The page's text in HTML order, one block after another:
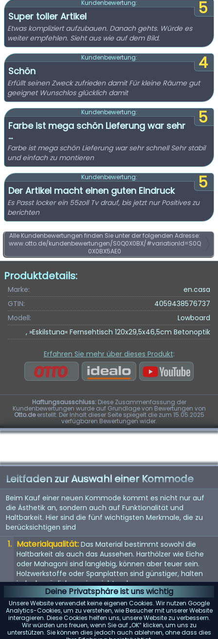
Deine Privatsphäre ist uns wichtig
Unsere Website verwendet keine eigenen Cookies. Wir nutzen Google
Analytics-Cookies, um zu verstehen, wie Besucher mit unserer Website
interagieren. Diese Cookies helfen uns, unsere Website zu verbessern.
Wir würden uns freuen, wenn Sie auf „OK“ klicken, um uns zu
unterstützen. Sie können dies jedoch auch ablehnen, ohne dass dies
5
Kundenbewertung:
Super toller Artikel
Etwas kompliziert aufzubauen. Danach gehts. Würde es
weiter empfehlen. Sieht aus wie auf dem Bild.
4
Kundenbewertung:
Schön
Erfüllt seinen Zweck zufrieden damit Für kleine Räume gut
geeignet Wunschlos glücklich damit
5
Kundenbewertung:
Farbe ist mega schön Lieferung war sehr
...
Farbe ist mega schön Lieferung war sehr schnell Sehr stabil
und einfach zu montieren
5
Kundenbewertung:
Der Artikel macht einen guten Eindruck
Es Passt locker ein 55zoll Tv drauf, bis jetzt nur Positives zu
berichten
Alle Kundenbewertungen finden Sie unter der folgenden Adresse:
www.otto.de/kundenbewertungen/S0Q0X0BX/#variationId=S0Q
0X0BX5AE0
Produktdetails:
Marke:
en.casa
GTIN:
4059438576737
Modell:
Lowboard
, »Eskilstuna« Fernsehtisch 120x29,5x46,5cm Betonoptik
Erfahren Sie mehr über dieses Produkt:
Haftungsausschluss:Diese Zusammenfassung der
Kundenbewertungen wurde auf Grundlage von Bewertungen von
Otto.deerstellt. Der Inhalt dieser Seite spiegelt die zum 15.05.2025
verfügbaren Bewertungen wider.
Leitfaden zur Auswahl einer Kommode
Beim Kauf einer neuen Kommode kommt es nicht nur auf
die Ästhetik an, sondern auch auf Funktionalität und
Haltbarkeit. Hier sind die fünf wichtigsten Merkmale, die zu
berücksichtigen sind
Materialqualität: Das Material bestimmt sowohl die
Haltbarkeit als auch das Aussehen. Harthölzer wie Eiche
oder Mahagoni sind langlebig, können aber teuer sein.
Holzwerkstoffe oder Spanplatten sind günstiger, halten
jedoch möglicherweise nicht so lange.
Größe und Stauraum: Überlegen Sie, wie viel Stauraum
Sie benötigen und wie viel Platz in Ihrem Zimmer zur
Verfügung steht. Messen Sie den Bereich, in dem Sie die
Kommode aufstellen möchten, um sicherzustellen, dass